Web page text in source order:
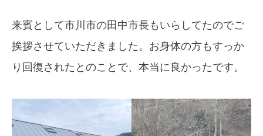
来賓として市川市の田中市長もいらしてたのでご
挨拶させていただきました。お身体の方もすっか
り回復されたとのことで、本当に良かったです。